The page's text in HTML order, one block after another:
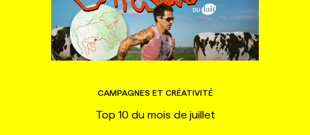
CAMPAGNES ET CRÉATIVITÉ
Top 10 du mois de juillet